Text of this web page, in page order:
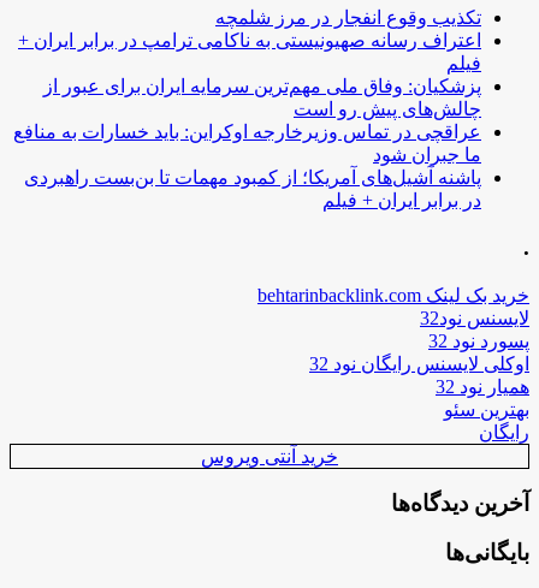
تکذیب وقوع انفجار در مرز شلمچه
اعتراف رسانه صهیونیستی به ناکامی ترامپ در برابر ایران +
فیلم
پزشکیان: وفاق ملی مهم‌ترین سرمایه ایران برای عبور از
چالش‌های پیش رو است
عراقچی در تماس وزیرخارجه اوکراین: باید خسارات به منافع
ما جبران شود
پاشنه آشیل‌های آمریکا؛ از کمبود مهمات تا بن‌بست راهبردی
در برابر ایران + فیلم
.
خرید بک لینک behtarinbacklink.com
لایسنس نود32
پسورد نود 32
اوکلی لایسنس رایگان نود 32
همیار نود 32
بهترین سئو
رایگان
خرید آنتی ویروس
آخرین دیدگاه‌ها
بایگانی‌ها